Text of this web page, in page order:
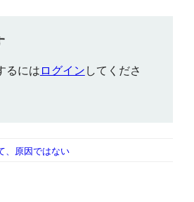
るにはログインしてくださ
、原因ではない